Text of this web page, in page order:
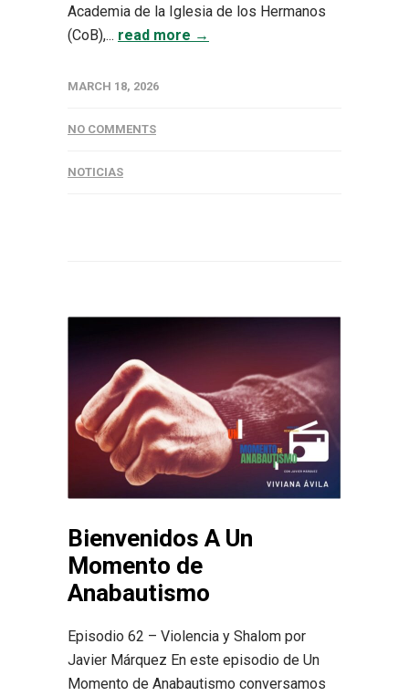
Academia de la Iglesia de los Hermanos
(CoB),... read more →
MARCH 18, 2026
NO COMMENTS
NOTICIAS
Bienvenidos A Un
Momento de
Anabautismo
Episodio 62 – Violencia y Shalom por
Javier Márquez En este episodio de Un
Momento de Anabautismo conversamos